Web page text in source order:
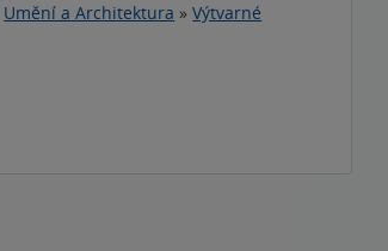
Umění a Architektura »Výtvarné